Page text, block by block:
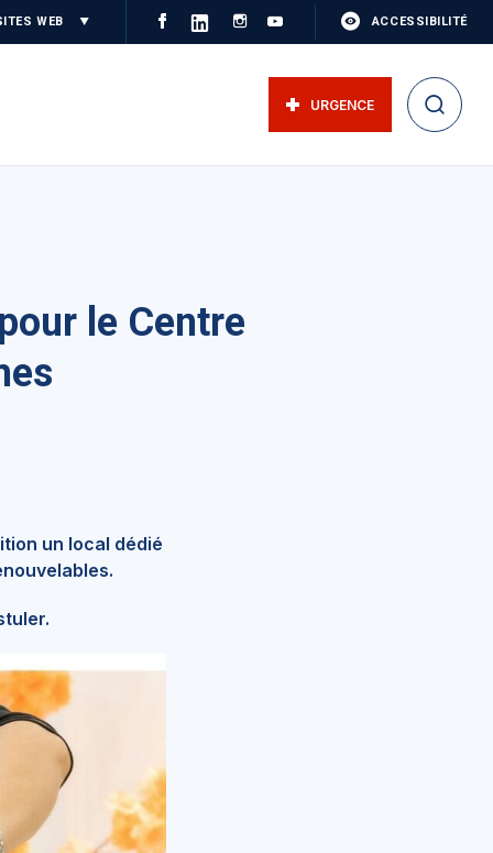
WEB ACCESSIBILITÉ
URGENCE
le Centre
un local dédié